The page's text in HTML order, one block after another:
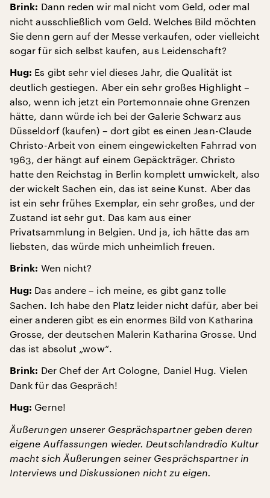
Brink: Dann reden wir mal nicht vom Geld, oder mal
nicht ausschließlich vom Geld. Welches Bild möchten
Sie denn gern auf der Messe verkaufen, oder vielleicht
sogar für sich selbst kaufen, aus Leidenschaft?
Hug: Es gibt sehr viel dieses Jahr, die Qualität ist
deutlich gestiegen. Aber ein sehr großes Highlight –
also, wenn ich jetzt ein Portemonnaie ohne Grenzen
hätte, dann würde ich bei der Galerie Schwarz aus
Düsseldorf (kaufen) – dort gibt es einen Jean-Claude
Christo-Arbeit von einem eingewickelten Fahrrad von
1963, der hängt auf einem Gepäckträger. Christo
hatte den Reichstag in Berlin komplett umwickelt, also
der wickelt Sachen ein, das ist seine Kunst. Aber das
ist ein sehr frühes Exemplar, ein sehr großes, und der
Zustand ist sehr gut. Das kam aus einer
Privatsammlung in Belgien. Und ja, ich hätte das am
liebsten, das würde mich unheimlich freuen.
Brink: Wen nicht?
Hug: Das andere – ich meine, es gibt ganz tolle
Sachen. Ich habe den Platz leider nicht dafür, aber bei
einer anderen gibt es ein enormes Bild von Katharina
Grosse, der deutschen Malerin Katharina Grosse. Und
das ist absolut „wow“.
Brink: Der Chef der Art Cologne, Daniel Hug. Vielen
Dank für das Gespräch!
Hug: Gerne!
Äußerungen unserer Gesprächspartner geben deren
eigene Auffassungen wieder. Deutschlandradio Kultur
macht sich Äußerungen seiner Gesprächspartner in
Interviews und Diskussionen nicht zu eigen.